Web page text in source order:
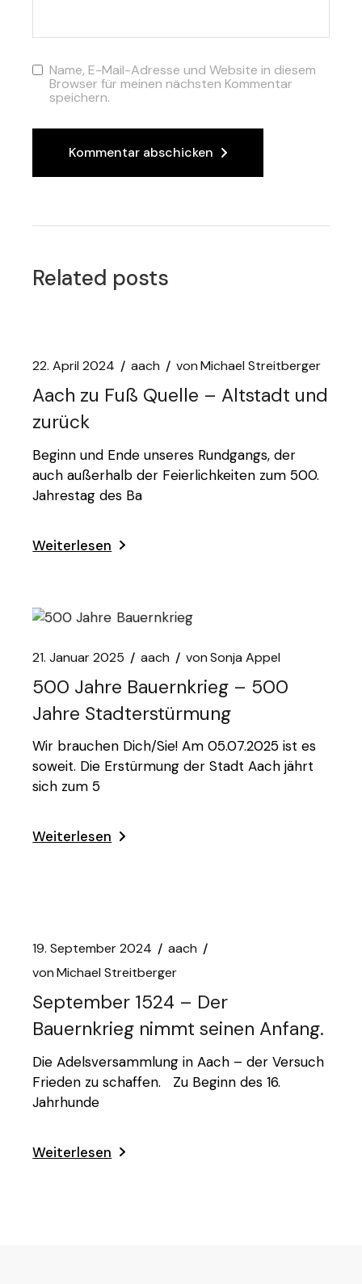
Name, E-Mail-Adresse und Website in diesem
Browser für meinen nächsten Kommentar
speichern.
Kommentar abschicken
Related posts
22. April 2024 aach von Michael Streitberger
Aach zu Fuß Quelle – Altstadt und
zurück
Beginn und Ende unseres Rundgangs, der
auch außerhalb der Feierlichkeiten zum 500.
Jahrestag des Ba
Weiterlesen
21. Januar 2025 aach von Sonja Appel
500 Jahre Bauernkrieg – 500
Jahre Stadterstürmung
Wir brauchen Dich/Sie! Am 05.07.2025 ist es
soweit. Die Erstürmung der Stadt Aach jährt
sich zum 5
Weiterlesen
19. September 2024
aach
von Michael Streitberger
September 1524 – Der
Bauernkrieg nimmt seinen Anfang.
Die Adelsversammlung in Aach – der Versuch
Frieden zu schaffen. Zu Beginn des 16.
Jahrhunde
Weiterlesen